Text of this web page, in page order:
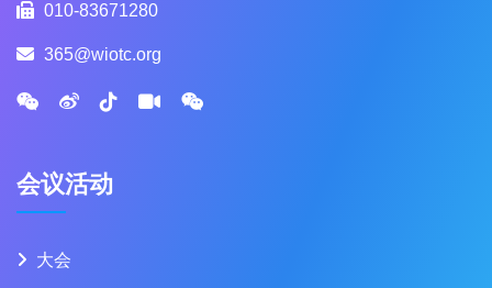
010-83671280
365@wiotc.org
会议活动
大会